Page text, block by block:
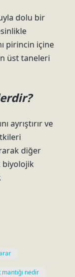
dolu bir
pirincin içine
üst taneleri
ayrıştırır ve
diğer
biyolojik
mantığı nedir